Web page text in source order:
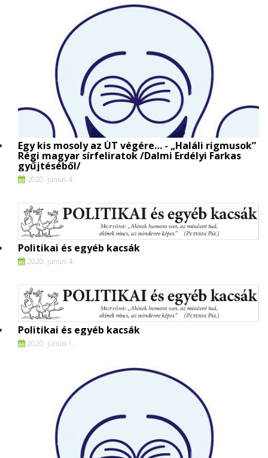
Egy kis mosoly az ÚT végére… - „Haláli rigmusok”
Régi magyar sírfeliratok /Dalmi Erdélyi Farkas
gyűjtéséből/
2020. június 4.
Politikai és egyéb kacsák
2020. június 4.
Politikai és egyéb kacsák
2020. június 1.